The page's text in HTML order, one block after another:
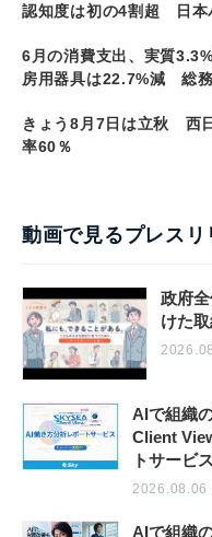
認知度は初の4割超 日本
6月の消費支出、実質
房用器具は22.7%減 総
きょう8月7日は立秋 西
率60％
動画で見るプレスリ
政府
けた
AIで組織
Client
トサービ
2026.08.06
AIで組織